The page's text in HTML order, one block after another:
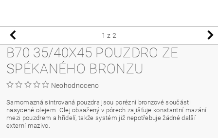
1 z 2
B70 35/40X45 POUZDRO ZE
SPÉKANÉHO BRONZU
Neohodnoceno
Samomazná sintrovaná pouzdra jsou porézní bronzové součásti
nasycené olejem. Olej obsažený v pórech zajišťuje konstantní mazání
mezi pouzdrem a hřídelí, takže systém již nepotřebuje žádné další
externí mazivo.